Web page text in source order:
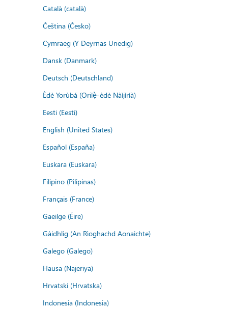
Català (català)
Čeština (Česko)
Cymraeg (Y Deyrnas Unedig)
Dansk (Danmark)
Deutsch (Deutschland)
Èdè Yorùbá (Orilẹ̀-èdè Nàìjíríà)
Eesti (Eesti)
English (United States)
Español (España)
Euskara (Euskara)
Filipino (Pilipinas)
Français (France)
Gaeilge (Éire)
Gàidhlig (An Rìoghachd Aonaichte)
Galego (Galego)
Hausa (Najeriya)
Hrvatski (Hrvatska)
Indonesia (Indonesia)